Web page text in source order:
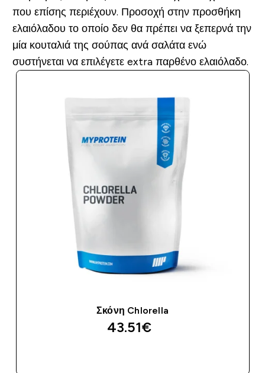
που επίσης περιέχουν. Προσοχή στην προσθήκη
ελαιόλαδου το οποίο δεν θα πρέπει να ξεπερνά την
μία κουταλιά της σούπας ανά σαλάτα ενώ
συστήνεται να επιλέγετε extra παρθένο ελαιόλαδο.
Σκόνη Chlorella
43.51€‎